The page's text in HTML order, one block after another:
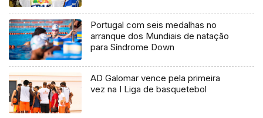
Portugal com seis medalhas no
arranque dos Mundiais de natação
para Síndrome Down
AD Galomar vence pela primeira
vez na I Liga de basquetebol